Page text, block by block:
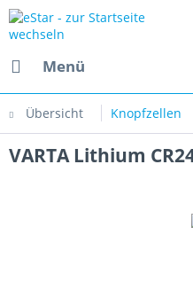
Menü
Übersicht Knopfzellen
VARTA Lithium